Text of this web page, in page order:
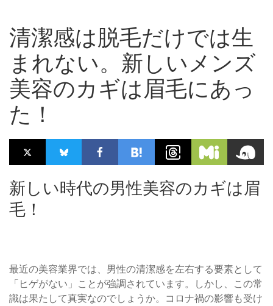
清潔感は脱毛だけでは生
まれない。新しいメンズ
美容のカギは眉毛にあっ
た！
新しい時代の男性美容のカギは眉
毛！
最近の美容業界では、男性の清潔感を左右する要素として
「ヒゲがない」ことが強調されています。しかし、この常
識は果たして真実なのでしょうか。コロナ禍の影響も受け